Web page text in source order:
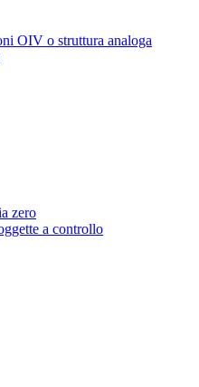
OIV o struttura analoga
zero
a controllo